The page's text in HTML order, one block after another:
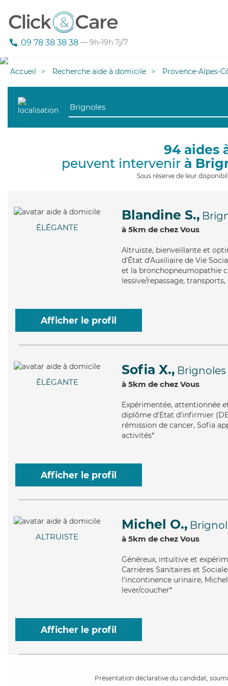
09 78 38 38 38 — 9h-19h 7j/7
Accueil Recherche aide à domicile Provence-Alpes-
94 aides
peuvent intervenir à
Sous réserve de leur
ÉLÉGANTE
Blandine S.,
à 5km de chez Vous
Altruiste, bienveillante et
d'État d'Auxiliaire de Vie
et la bronchopneumopathie
lessive/repassage,
Afficher le profil
ÉLÉGANTE
Sofia X., Brignoles
à 5km de chez Vous
Expérimentée, attentionnée
diplôme d'Etat d'infirmier
rémission de cancer, Sofia
activités*
Afficher le profil
ALTRUISTE
Michel O.,
à 5km de chez Vous
Généreux, intuitive et
Carrières Sanitaires et
l'incontinence urinaire,
lever/coucher*
Afficher le profil
Présentation déclarative du candidat,